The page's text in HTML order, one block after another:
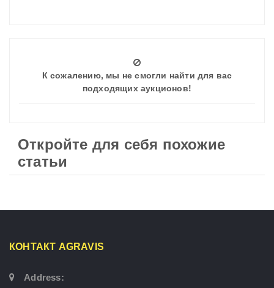
К сожалению, мы не смогли найти для вас
подходящих аукционов!
Откройте для себя похожие
статьи
КОНТАКТ AGRAVIS
Address: